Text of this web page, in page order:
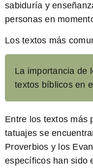
sabiduría y
personas en
Los textos más
La importancia de
textos bíblicos en
Entre los textos más
tatuajes se
Proverbios y los
específicos han sido